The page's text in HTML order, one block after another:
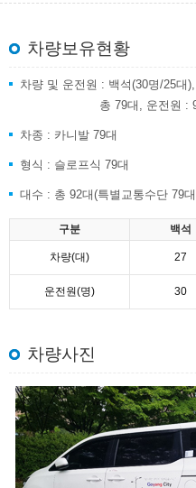
차량보유현황
차량 및 운전원 : 백석(30명/25대
총 79대, 운전원 :
차종 : 카니발 79대
형식 : 슬로프식 79대
대수 : 총 92대(특별교통수단 79
구분 백석
차량(대) 27
운전원(명) 30
차량사진